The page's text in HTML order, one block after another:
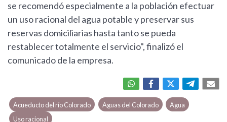
se recomendó especialmente a la población efectuar
un uso racional del agua potable y preservar sus
reservas domiciliarias hasta tanto se pueda
restablecer totalmente el servicio", finalizó el
comunicado de la empresa.
Acueducto del río Colorado Aguas del Colorado
Agua
Uso racional